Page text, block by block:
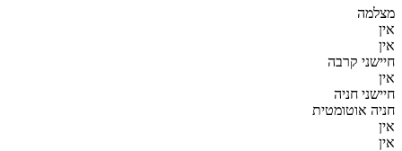
מצלמה
אין
אין
חיישני קרבה
אין
חיישני חניה
חניה אוטומטית
אין
אין